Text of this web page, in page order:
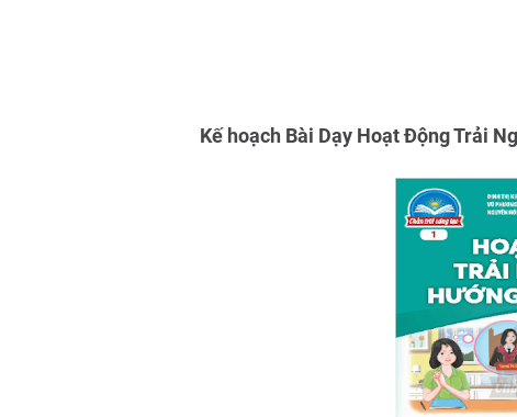
Kế hoạch Bài Dạy Hoạt Động Trải